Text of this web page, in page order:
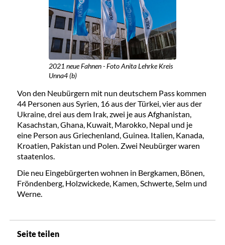
2021 neue Fahnen - Foto Anita Lehrke Kreis
Unna4 (b)
Von den Neubürgern mit nun deutschem Pass kommen
44 Personen aus Syrien, 16 aus der Türkei, vier aus der
Ukraine, drei aus dem Irak, zwei je aus Afghanistan,
Kasachstan, Ghana, Kuwait, Marokko, Nepal und je
eine Person aus Griechenland, Guinea. Italien, Kanada,
Kroatien, Pakistan und Polen. Zwei Neubürger waren
staatenlos.
Die neu Eingebürgerten wohnen in Bergkamen, Bönen,
Fröndenberg, Holzwickede, Kamen, Schwerte, Selm und
Werne.
Seite teilen